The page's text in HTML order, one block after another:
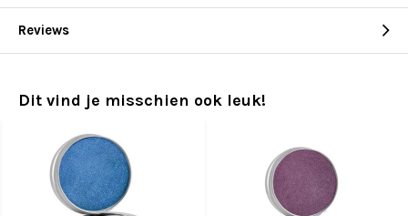
Reviews
Dit vind je misschien ook leuk!